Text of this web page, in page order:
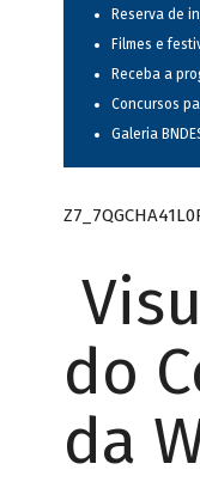
Reserva de
Filmes e
Receba a
Concursos
Galeria
do
da